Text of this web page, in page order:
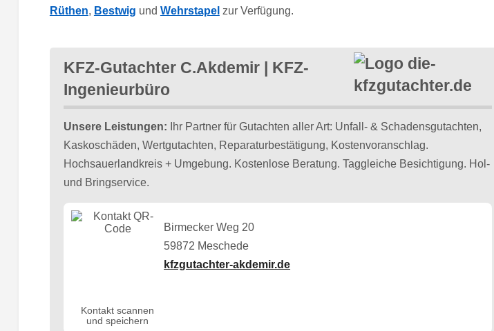
Rüthen, Bestwig und Wehrstapel zur Verfügung.
KFZ-Gutachter C.Akdemir | KFZ-
Ingenieurbüro
Unsere Leistungen: Ihr Partner für Gutachten aller Art: Unfall- & Schadensgutachten,
Kaskoschäden, Wertgutachten, Reparaturbestätigung, Kostenvoranschlag.
Hochsauerlandkreis + Umgebung. Kostenlose Beratung. Taggleiche Besichtigung. Hol-
und Bringservice.
Kontakt scannen
und speichern
Birmecker Weg 20
59872 Meschede
kfzgutachter-akdemir.de